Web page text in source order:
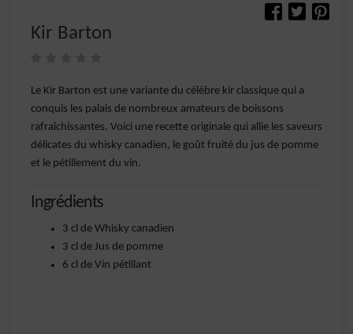
Kir Barton
Le Kir Barton est une variante du célèbre kir classique qui a
conquis les palais de nombreux amateurs de boissons
rafraîchissantes. Voici une recette originale qui allie les saveurs
délicates du whisky canadien, le goût fruité du jus de pomme
et le pétillement du vin.
Ingrédients
3 cl de Whisky canadien
3 cl de Jus de pomme
6 cl de Vin pétillant